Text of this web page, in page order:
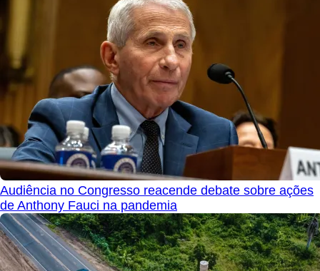
Audiência no Congresso reacende debate sobre ações
de Anthony Fauci na pandemia